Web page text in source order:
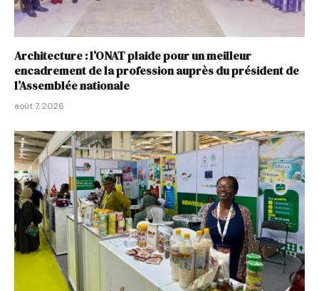
Architecture : l’ONAT plaide pour un meilleur
encadrement de la profession auprès du président de
l’Assemblée nationale
août 7, 2026